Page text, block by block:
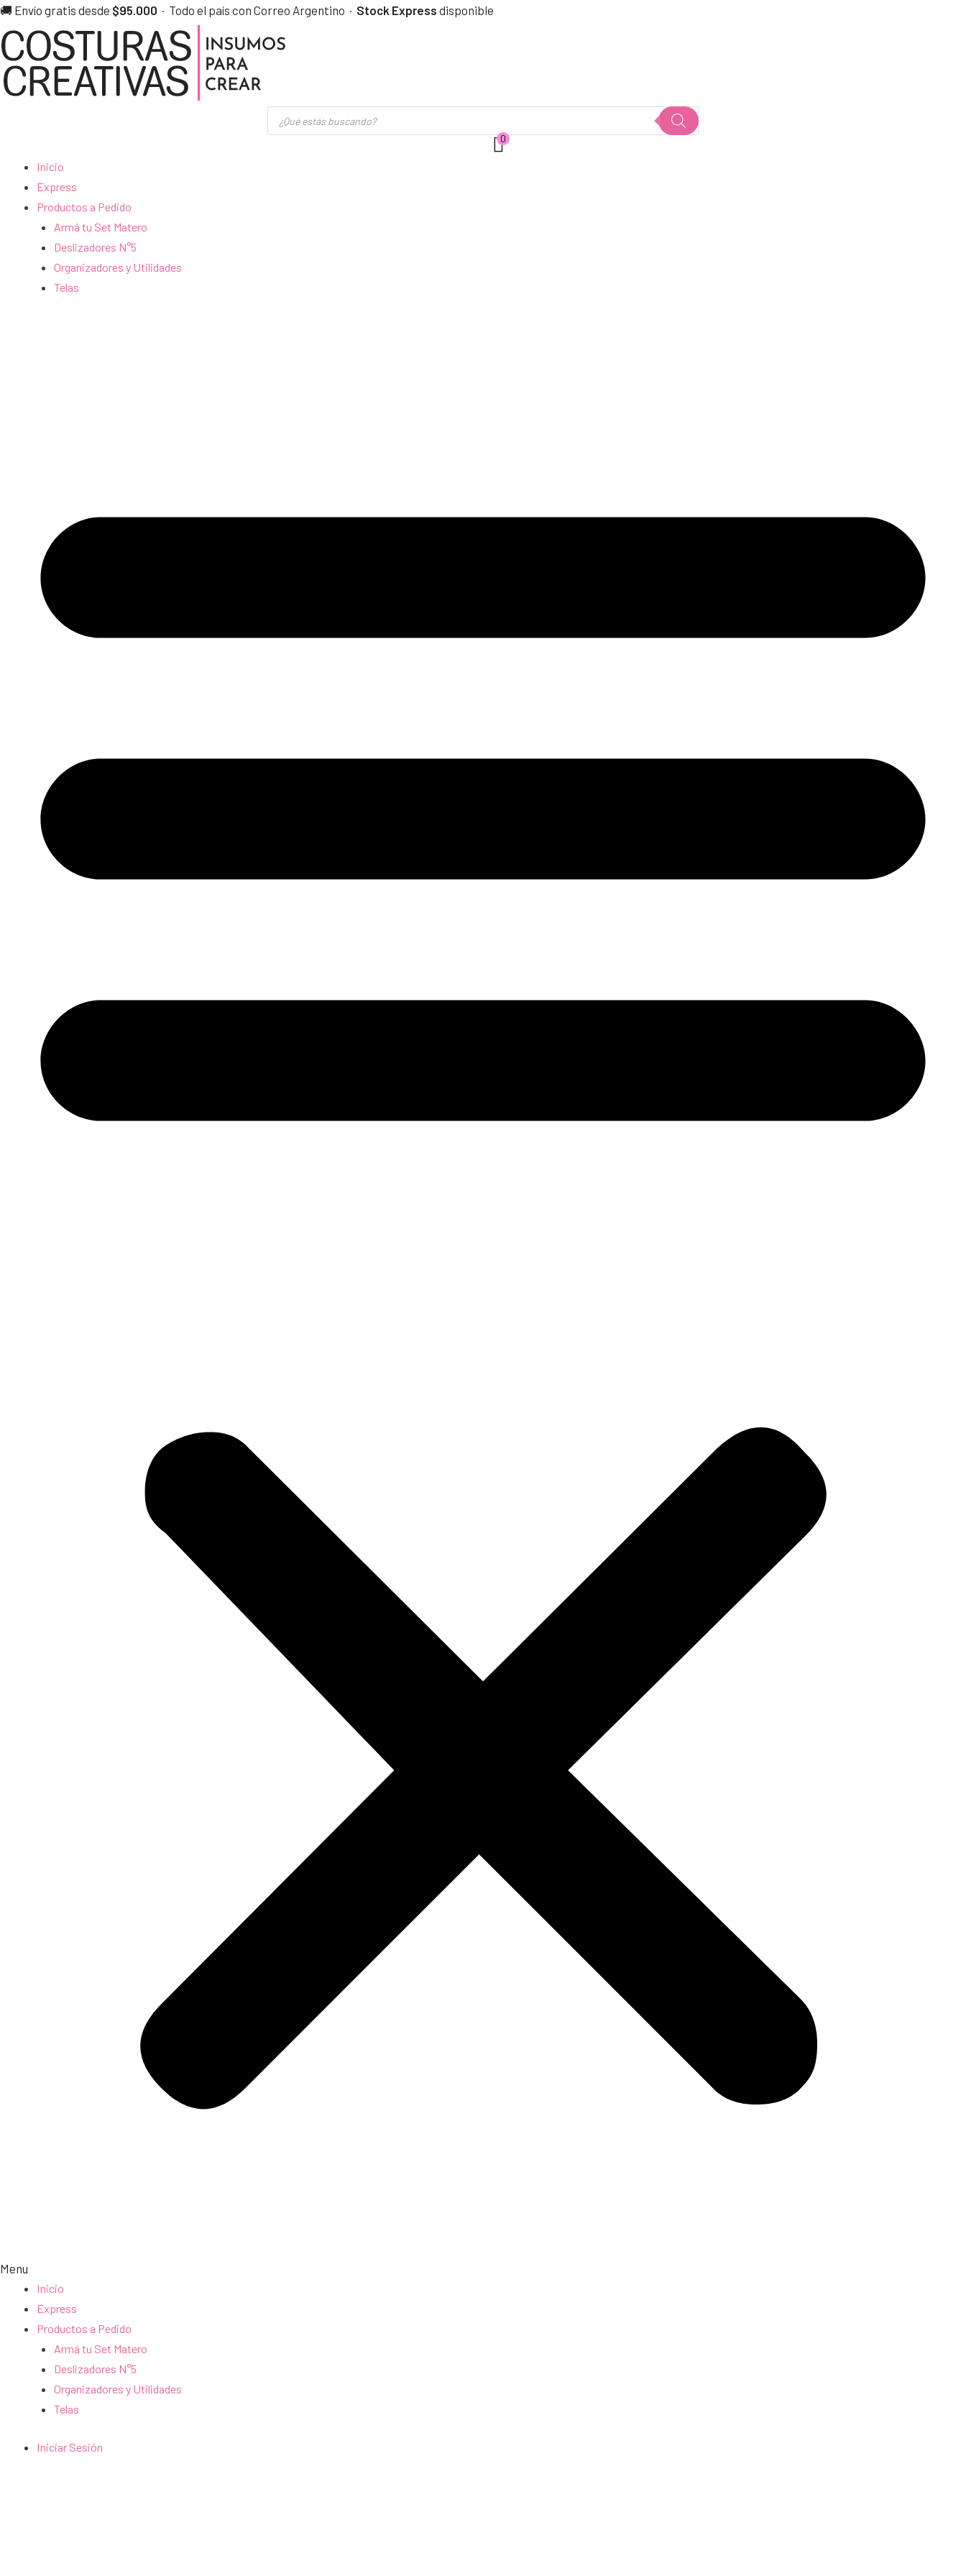
🚚 Envío gratis desde $95.000 · Todo el país con Correo Argentino · Stock Express disponible
Ir
al
contenido
Búsqueda
de
0
Inicio
Express
Productos a Pedido
Armá tu Set Matero
Deslizadores N°5
Organizadores y Utilidades
Telas
Menu
Inicio
Express
Productos a Pedido
Armá tu Set Matero
Deslizadores N°5
Organizadores y Utilidades
Telas
Iniciar Sesión